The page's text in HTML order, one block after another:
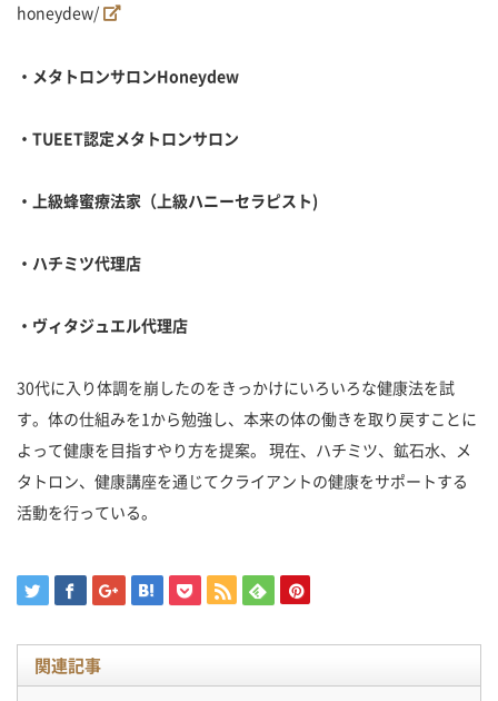
honeydew/
・メタトロンサロンHoneydew
・ TUEET認定メタトロンサロン
・上級蜂蜜療法家（上級ハニーセラピスト)
・ハチミツ代理店
・ヴィタジュエル代理店
30代に入り体調を崩したのをきっかけにいろいろな健康法を試
す。体の仕組みを1から勉強し、本来の体の働きを取り戻すことに
よって健康を目指すやり方を提案。 現在、ハチミツ、鉱石水、メ
タトロン、健康講座を通じてクライアントの健康をサポートする
活動を行っている。
関連記事